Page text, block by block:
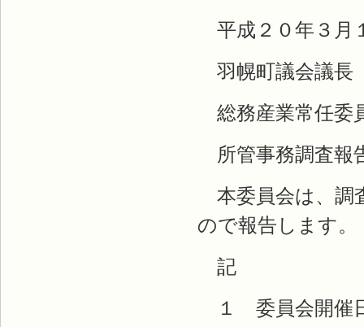
平成２０年３月
羽幌町議会議
総務産業常任
所管事務調査報
本委員会は、調
ので報告します。
記
１ 委員会開催